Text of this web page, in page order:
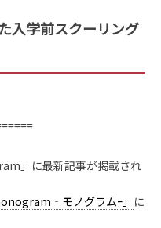
入学前スクーリング
」に最新記事が掲載され
モノグラムｰ」 に